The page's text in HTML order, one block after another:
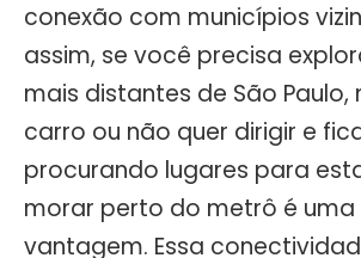
conexão com municípios
assim, se você precisa
mais distantes de São
carro ou não quer dirigir e
procurando lugares para
morar perto do metrô é uma
vantagem. Essa